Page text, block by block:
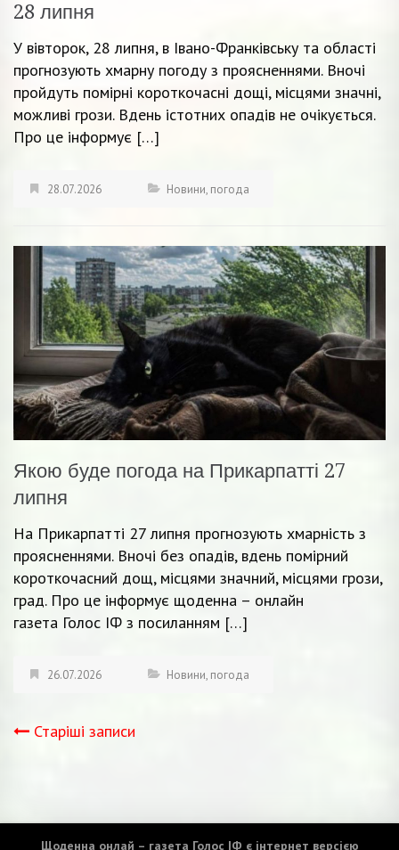
28 липня
У вівторок, 28 липня, в Івано-Франківську та області
прогнозують хмарну погоду з проясненнями. Вночі
пройдуть помірні короткочасні дощі, місцями значні,
можливі грози. Вдень істотних опадів не очікується.
Про це інформує […]
28.07.2026 Новини, погода
Якою буде погода на Прикарпатті 27
липня
На Прикарпатті 27 липня прогнозують хмарність з
проясненнями. Вночі без опадів, вдень помірний
короткочасний дощ, місцями значний, місцями грози,
град. Про це інформує щоденна – онлайн
газета Голос ІФ з посиланням […]
26.07.2026 Новини, погода
Навігація
Старіші записи
Щоденна онлай – газета Голос ІФ є інтернет версією